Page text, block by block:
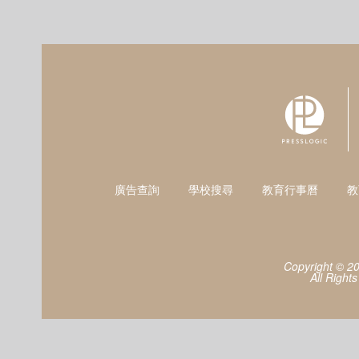
廣告查詢 學校搜尋 教育行事曆
Copyright ©
All